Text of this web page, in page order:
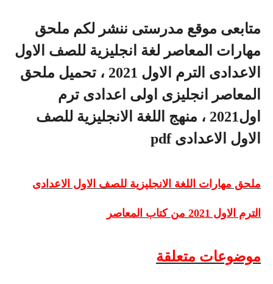
متابعى موقع مدرستى ننشر لكم ملحق
مهارات المعاصر لغة انجليزية للصف الاول
الاعدادى الترم الاول 2021
، تحميل ملحق
المعاصر انجليزى اولى اعدادى ترم
اول2021 ، منهج اللغة الانجليزية للصف
الاول الاعدادىpdf
ملحق مهارات اللغة الانجليزية للصف الاول الاعدادى
الترم الاول 2021 من كتاب المعاصر
موضوعات متعلقة